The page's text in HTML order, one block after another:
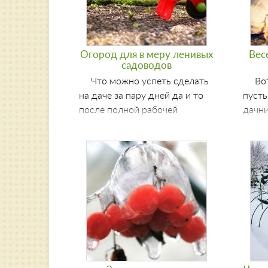
Огород для в меру ленивых
садоводов
Что можно успеть сделать
на даче за пару дней да и то
после полной рабочей
кто любит и хочет
наслаждаться временем
проведенным на природе, а
не с тяпкой в руках - для в
меру ленивых садоводов.